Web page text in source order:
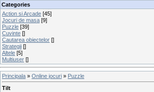
Categories
Action si Arcade [45]
Jocuri de masa [9]
Puzzle [39]
Cuvinte []
Cautarea obiectelor []
Strategii []
Altele [5]
Multiuser []
Principala » Online jocuri » Puzzle
Tilt